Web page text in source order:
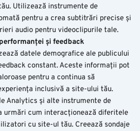
Utilizează instrumente de
pentru a crea subtitrări precise și
audio pentru videoclipurile tale.
și feedback
datele demografice ale publicului
constant. Aceste informații pot
pentru a continua să
inclusivă a site-ului tău.
Analytics și alte instrumente de
urmări cum interacționează diferitele
cu site-ul tău. Creează sondaje